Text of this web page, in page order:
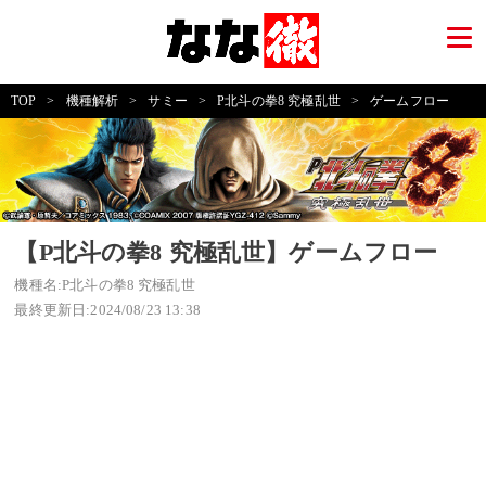
TOP > 機種解析 > サミー > P北斗の拳8 究極乱世 > ゲームフロー
【P北斗の拳8 究極乱世】ゲームフロー
機種名:P北斗の拳8 究極乱世
最終更新日:2024/08/23 13:38